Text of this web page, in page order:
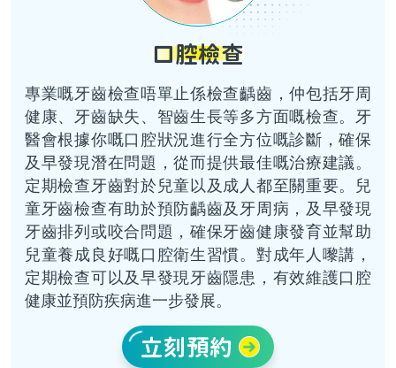
口腔檢查
專業嘅牙齒檢查唔單止係檢查齲齒，仲包括牙周
健康、牙齒缺失、智齒生長等多方面嘅檢查。牙
醫會根據你嘅口腔狀況進行全方位嘅診斷，確保
及早發現潛在問題，從而提供最佳嘅治療建議。
定期檢查牙齒對於兒童以及成人都至關重要。兒
童牙齒檢查有助於預防齲齒及牙周病，及早發現
牙齒排列或咬合問題，確保牙齒健康發育並幫助
兒童養成良好嘅口腔衛生習慣。對成年人嚟講，
定期檢查可以及早發現牙齒隱患，有效維護口腔
健康並預防疾病進一步發展。
立刻預約